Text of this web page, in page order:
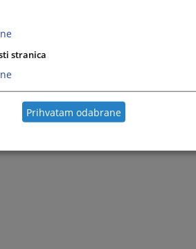
stranica
Prihvatam odabrane